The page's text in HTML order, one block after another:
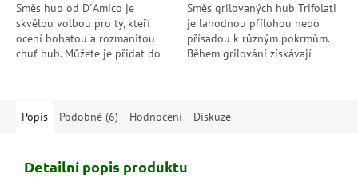
Směs hub od D´Amico je
skvělou volbou pro ty, kteří
ocení bohatou a rozmanitou
chuť hub. Můžete je přidat do
Směs grilovaných hub Trifolati
je lahodnou přílohou nebo
přísadou k různým pokrmům.
Během grilování získávají
Popis
Podobné (6) Hodnocení Diskuze
Detailní popis produktu